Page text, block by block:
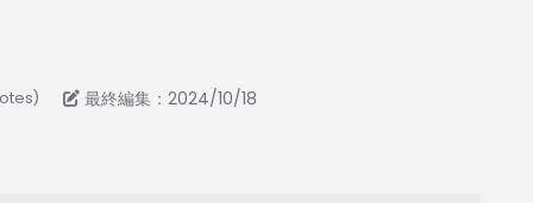
最終編集：2024/10/18